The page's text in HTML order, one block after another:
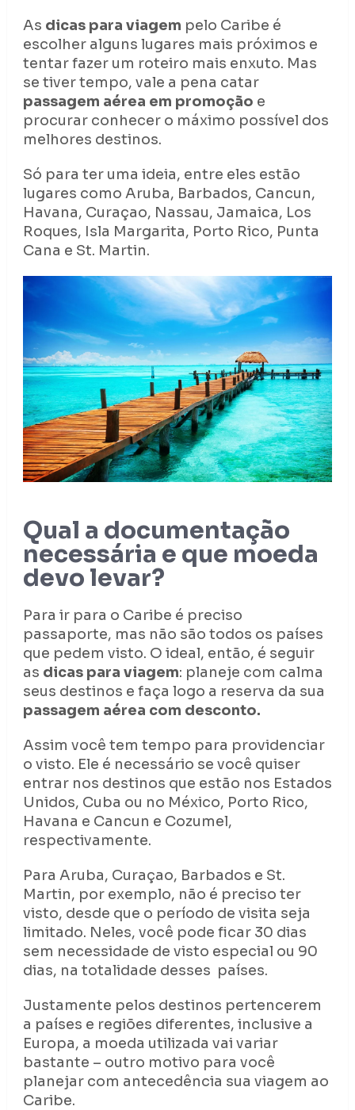
As dicas para viagem pelo Caribe é
escolher alguns lugares mais próximos e
tentar fazer um roteiro mais enxuto. Mas
se tiver tempo, vale a pena catar
passagem aérea em promoção e
procurar conhecer o máximo possível dos
melhores destinos.
Só para ter uma ideia, entre eles estão
lugares como Aruba, Barbados, Cancun,
Havana, Curaçao, Nassau, Jamaica, Los
Roques, Isla Margarita, Porto Rico, Punta
Cana e St. Martin.
Qual a documentação
necessária e que moeda
devo levar?
Para ir para o Caribe é preciso
passaporte, mas não são todos os países
que pedem visto. O ideal, então, é seguir
as dicas para viagem: planeje com calma
seus destinos e faça logo a reserva da sua
passagem aérea com desconto.
Assim você tem tempo para providenciar
o visto. Ele é necessário se você quiser
entrar nos destinos que estão nos Estados
Unidos, Cuba ou no México, Porto Rico,
Havana e Cancun e Cozumel,
respectivamente.
Para Aruba, Curaçao, Barbados e St.
Martin, por exemplo, não é preciso ter
visto, desde que o período de visita seja
limitado. Neles, você pode ficar 30 dias
sem necessidade de visto especial ou 90
dias, na totalidade desses países.
Justamente pelos destinos pertencerem
a países e regiões diferentes, inclusive a
Europa, a moeda utilizada vai variar
bastante – outro motivo para você
planejar com antecedência sua viagem ao
Caribe.